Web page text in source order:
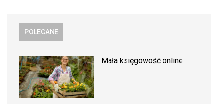
POLECANE
Mała księgowość online